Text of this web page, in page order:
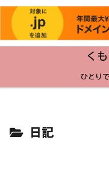
く
ひとり
日記